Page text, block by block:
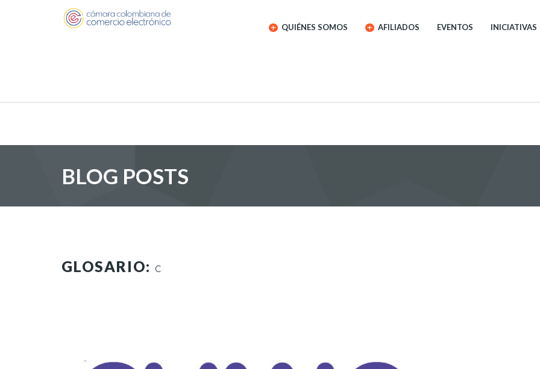
QUIÉNES SOMOS AFILIADOS EVENTOS INICIATIVAS
BLOG POSTS
GLOSARIO: C